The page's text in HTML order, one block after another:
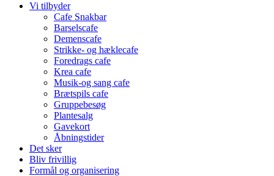
Vi tilbyder
Cafe Snakbar
Barselscafe
Demenscafe
Strikke- og hæklecafe
Foredrags cafe
Krea cafe
Musik-og sang cafe
Brætspils cafe
Gruppebesøg
Plantesalg
Gavekort
Åbningstider
Det sker
Bliv frivillig
Formål og organisering